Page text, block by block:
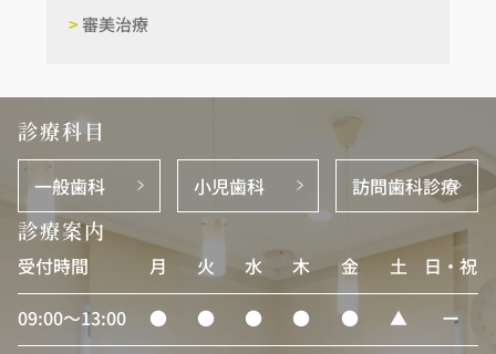
>審美治療
診療科目
一般歯科 小児歯科 訪問歯科診療
診療案内
受付時間 月 火 水 木 金 土
日・祝
09:00〜13:00
● ● ● ● ● ▲
ー